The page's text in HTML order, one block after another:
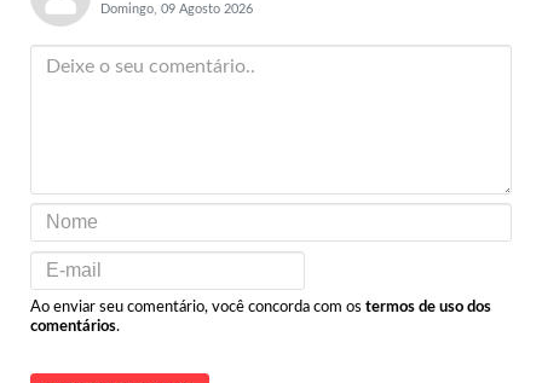
Domingo, 09 Agosto 2026
Ao enviar seu comentário, você concorda com os termos de uso dos
comentários.